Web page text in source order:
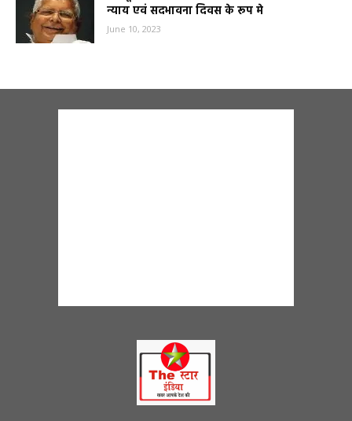
न्याय एवं सदभावना दिवस के रूप मे
June 10, 2023